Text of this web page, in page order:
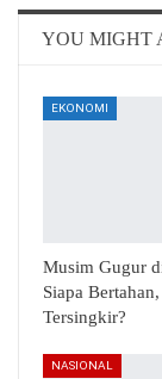
YOU MIGHT
EKONOMI
Musim Gugur
Siapa
Tersingkir?
NASIONAL